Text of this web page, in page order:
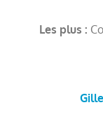
Les plus :